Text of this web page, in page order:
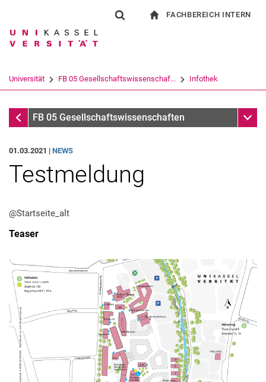
Springe direkt zu: Inhalt
Springe direkt zu: Suche
Springe direkt zu:
Suchbegriff
Suchen (öffnet externen Link in einem
FACHBEREICH INTERN
Universität FB 05 Gesellschaftswissenschaf... Infothek
InfothekFB 05 Gesellschaftswissenschaften
01.03.2021 | NEWS
Testmeldung
@Startseite_alt
Teaser